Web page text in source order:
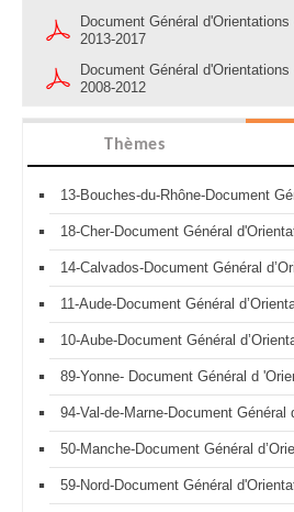
Document Général
2013-2017
Document Général
2008-2012
Thèmes
13-Bouches-du-Rhône-Document
18-Cher-Document Général
14-Calvados-Document Général
11-Aude-Document Général
10-Aube-Document Général
89-Yonne- Document Général d
94-Val-de-Marne-Document Général
50-Manche-Document Général
59-Nord-Document Général